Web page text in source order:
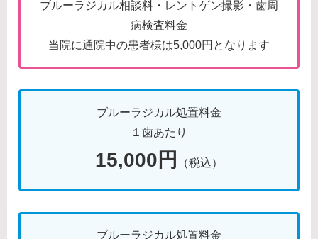
ブルーラジカル相談料・レントゲン撮影・歯周
病検査料金
当院に通院中の患者様は5,000円となります
ブルーラジカル処置料金
１歯あたり
15,000円 （税込）
ブルーラジカル処置料金